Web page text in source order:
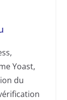
Yoast,
du